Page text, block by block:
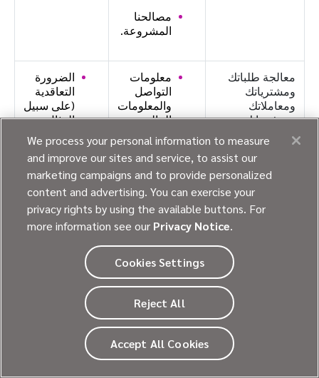
مصالحنا
المشروعة.
معالجة طلباتك
ومشترياتك
ومعاملاتك
ومدفوعاتك ومنع
الاحتيال في
المعاملات.
معلومات
التواصل
والمعلومات
المالية
معلومات
معرِّفة
معلومات
تتعلق
بالإنترنت أو
غيرها من
المتعلقة
بالنشاط
على
الشبكة
الإلكترونية
معلومات
مهنية
الضرورة
التعاقدية
(على سبيل
المثال،
معلوماتك
المالية
فيما يتعلق
ببيع
البضائع)
مصالحنا
We process your personal information to measure
and improve our sites and service, to assist our
marketing campaigns and to provide personalized
content and advertising. You can exercise your
privacy rights by using the available buttons. For
more information see our Privacy Notice.
Cookies Settings
Reject All
Accept All Cookies